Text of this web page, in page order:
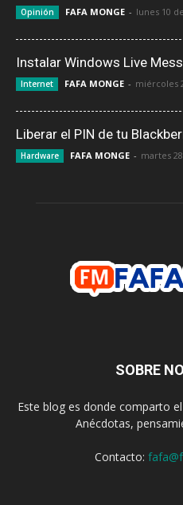
Opinión FAFA MONGE - lunes 10
Instalar Windows Live
Internet FAFA MONGE - miércoles
Liberar el PIN de tu
Hardware FAFA MONGE - martes
SOBRE
Este blog es donde comparto
Anécdotas,
Contacto: